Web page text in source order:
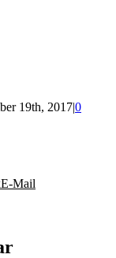
19th, 2017|0
E-Mail